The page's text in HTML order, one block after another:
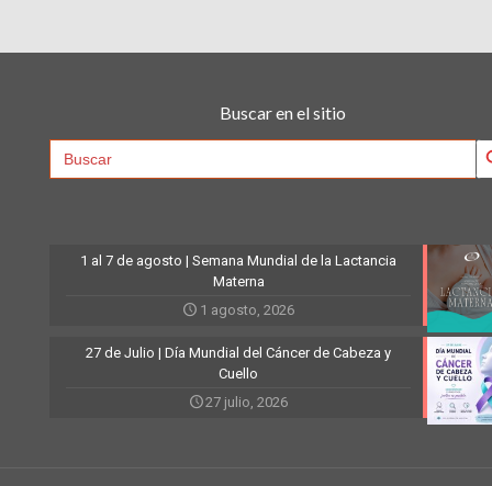
Buscar en el sitio
Search
1 al 7 de agosto | Semana Mundial de la Lactancia
Materna
1 agosto, 2026
27 de Julio | Día Mundial del Cáncer de Cabeza y
Cuello
27 julio, 2026